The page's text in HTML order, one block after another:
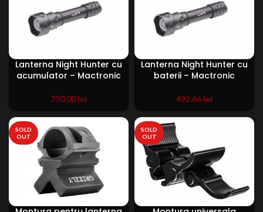
Lanterna Night Hunter cu
acumulator – Mactronic
750,00lei
Lanterna Night Hunter cu
baterii – Mactronic
492,66 lei
SOLD
OUT
SOLD
OUT